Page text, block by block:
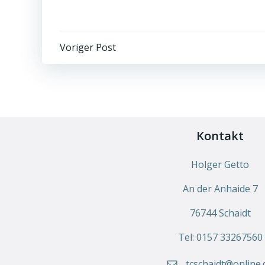
Voriger Post
Kontakt
Holger Getto
An der Anhaide 7
76744 Schaidt
Tel: 0157 33267560